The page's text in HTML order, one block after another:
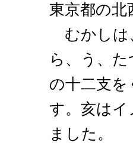
東京都の
むかしは
ら、う、
の十二支
す。亥は
ました。